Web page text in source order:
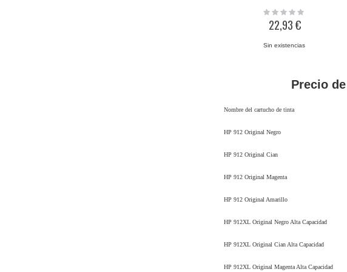
Rating:
22,93 €
Sin existencias
Precio
Nombre del cartucho de tinta
HP 912 Original Negro
HP 912 Original Cian
HP 912 Original Magenta
HP 912 Original Amarillo
HP 912XL Original Negro Alta Capacidad
HP 912XL Original Cian Alta Capacidad
HP 912XL Original Magenta Alta Capacidad